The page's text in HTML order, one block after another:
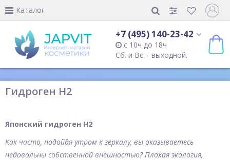
Каталог
+7 (495) 140-23-42
с 10ч до 18ч
Сб. и Вс. - выходной.
Гидроген H2
Японский гидроген H2
Как часто, подойдя утром к зеркалу, вы оказываетесь
недовольны собственной внешностью? Плохая экология,